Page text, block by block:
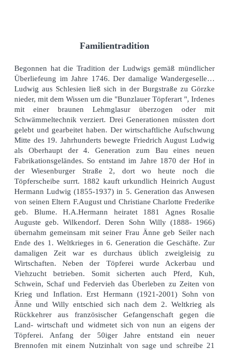
Familientradition
Begonnen hat die Tradition der Ludwigs gemäß mündlicher
Überliefeung im Jahre 1746. Der damalige Wandergeselle…
Ludwig aus Schlesien ließ sich in der Burgstraße zu Görzke
nieder, mit dem Wissen um die "Bunzlauer Töpferart ", Irdenes
mit einer braunen Lehmglasur überzogen oder mit
Schwämmeltechnik verziert. Drei Generationen müssten dort
gelebt und gearbeitet haben. Der wirtschaftliche Aufschwung
Mitte des 19. Jahrhunderts bewegte Friedrich August Ludwig
als Oberhaupt der 4. Generation zum Bau eines neuen
Fabrikationsgeländes. So entstand im Jahre 1870 der Hof in
der Wiesenburger Straße 2, dort wo heute noch die
Töpferscheibe surrt. 1882 kauft urkundlich Heinrich August
Hermann Ludwig (1855-1937) in 5. Generation das Anwesen
von seinen Eltern F.August und Christiane Charlotte Frederike
geb. Blume. H.A.Hermann heiratet 1881 Agnes Rosalie
Auguste geb. Wilkendorf. Deren Sohn Willy (1888- 1966)
übernahm gemeinsam mit seiner Frau Änne geb Seiler nach
Ende des 1. Weltkrieges in 6. Generation die Geschäfte. Zur
damaligen Zeit war es durchaus üblich zweigleisig zu
Wirtschaften. Neben der Töpferei wurde Ackerbau und
Viehzucht betrieben. Somit sicherten auch Pferd, Kuh,
Schwein, Schaf und Federvieh das Überleben zu Zeiten von
Krieg und Inflation. Erst Hermann (1921-2001) Sohn von
Änne und Willy entschied sich nach dem 2. Weltkrieg als
Rückkehrer aus französischer Gefangenschaft gegen die
Land- wirtschaft und widmetet sich von nun an eigens der
Töpferei. Anfang der 50iger Jahre entstand ein neuer
Brennofen mit einem Nutzinhalt von sage und schreibe 21